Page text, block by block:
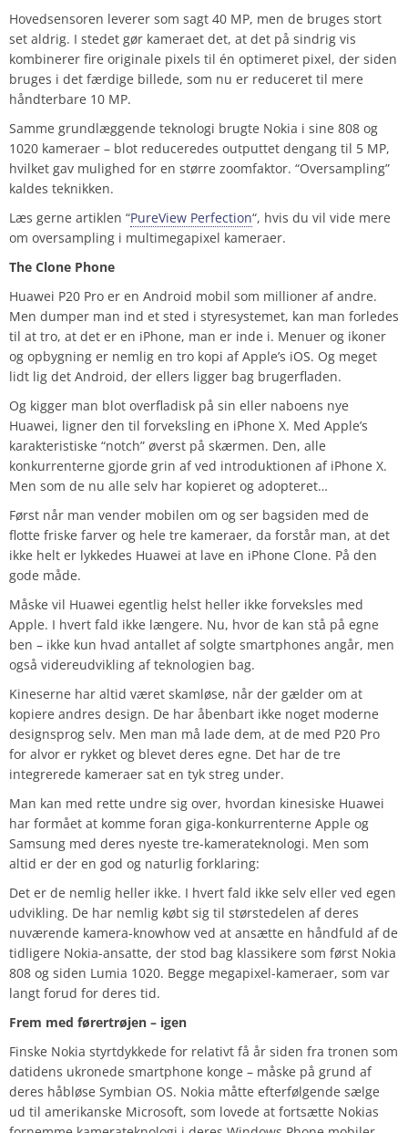
Hovedsensoren leverer som sagt 40 MP, men de bruges stort
set aldrig. I stedet gør kameraet det, at det på sindrig vis
kombinerer fire originale pixels til én optimeret pixel, der siden
bruges i det færdige billede, som nu er reduceret til mere
håndterbare 10 MP.
Samme grundlæggende teknologi brugte Nokia i sine 808 og
1020 kameraer – blot reduceredes outputtet dengang til 5 MP,
hvilket gav mulighed for en større zoomfaktor. “Oversampling”
kaldes teknikken.
Læs gerne artiklen “PureView Perfection“, hvis du vil vide mere
om oversampling i multimegapixel kameraer.
The Clone Phone
Huawei P20 Pro er en Android mobil som millioner af andre.
Men dumper man ind et sted i styresystemet, kan man forledes
til at tro, at det er en iPhone, man er inde i. Menuer og ikoner
og opbygning er nemlig en tro kopi af Apple’s iOS. Og meget
lidt lig det Android, der ellers ligger bag brugerfladen.
Og kigger man blot overfladisk på sin eller naboens nye
Huawei, ligner den til forveksling en iPhone X. Med Apple’s
karakteristiske “notch” øverst på skærmen. Den, alle
konkurrenterne gjorde grin af ved introduktionen af iPhone X.
Men som de nu alle selv har kopieret og adopteret…
Først når man vender mobilen om og ser bagsiden med de
flotte friske farver og hele tre kameraer, da forstår man, at det
ikke helt er lykkedes Huawei at lave en iPhone Clone. På den
gode måde.
Måske vil Huawei egentlig helst heller ikke forveksles med
Apple. I hvert fald ikke længere. Nu, hvor de kan stå på egne
ben – ikke kun hvad antallet af solgte smartphones angår, men
også videreudvikling af teknologien bag.
Kineserne har altid været skamløse, når der gælder om at
kopiere andres design. De har åbenbart ikke noget moderne
designsprog selv. Men man må lade dem, at de med P20 Pro
for alvor er rykket og blevet deres egne. Det har de tre
integrerede kameraer sat en tyk streg under.
Man kan med rette undre sig over, hvordan kinesiske Huawei
har formået at komme foran giga-konkurrenterne Apple og
Samsung med deres nyeste tre-kamerateknologi. Men som
altid er der en god og naturlig forklaring:
Det er de nemlig heller ikke. I hvert fald ikke selv eller ved egen
udvikling. De har nemlig købt sig til størstedelen af deres
nuværende kamera-knowhow ved at ansætte en håndfuld af de
tidligere Nokia-ansatte, der stod bag klassikere som først Nokia
808 og siden Lumia 1020. Begge megapixel-kameraer, som var
langt forud for deres tid.
Frem med førertrøjen – igen
Finske Nokia styrtdykkede for relativt få år siden fra tronen som
datidens ukronede smartphone konge – måske på grund af
deres håbløse Symbian OS. Nokia måtte efterfølgende sælge
ud til amerikanske Microsoft, som lovede at fortsætte Nokias